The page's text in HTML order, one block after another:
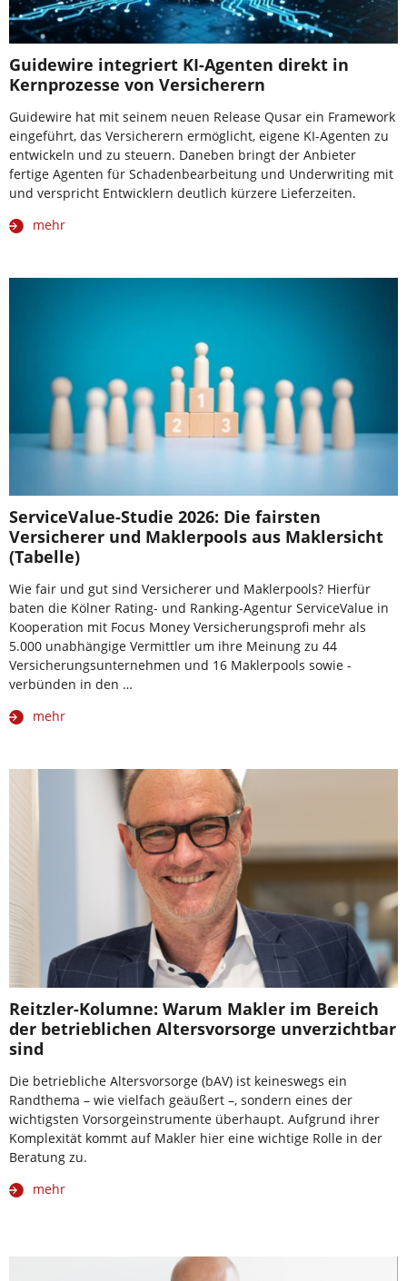
Guidewire integriert KI-Agenten direkt in
Kernprozesse von Versicherern
Guidewire hat mit seinem neuen Release Qusar ein Framework
eingeführt, das Versicherern ermöglicht, eigene KI-Agenten zu
entwickeln und zu steuern. Daneben bringt der Anbieter
fertige Agenten für Schadenbearbeitung und Underwriting mit
und verspricht Entwicklern deutlich kürzere Lieferzeiten.
mehr
ServiceValue-Studie 2026: Die fairsten
Versicherer und Maklerpools aus Maklersicht
(Tabelle)
Wie fair und gut sind Versicherer und Maklerpools? Hierfür
baten die Kölner Rating- und Ranking-Agentur ServiceValue in
Kooperation mit Focus Money Versicherungsprofi mehr als
5.000 unabhängige Vermittler um ihre Meinung zu 44
Versicherungsunternehmen und 16 Maklerpools sowie -
verbünden in den …
mehr
Reitzler-Kolumne: Warum Makler im Bereich
der betrieblichen Altersvorsorge unverzichtbar
sind
Die betriebliche Altersvorsorge (bAV) ist keineswegs ein
Randthema – wie vielfach geäußert –, sondern eines der
wichtigsten Vorsorgeinstrumente überhaupt. Aufgrund ihrer
Komplexität kommt auf Makler hier eine wichtige Rolle in der
Beratung zu.
mehr